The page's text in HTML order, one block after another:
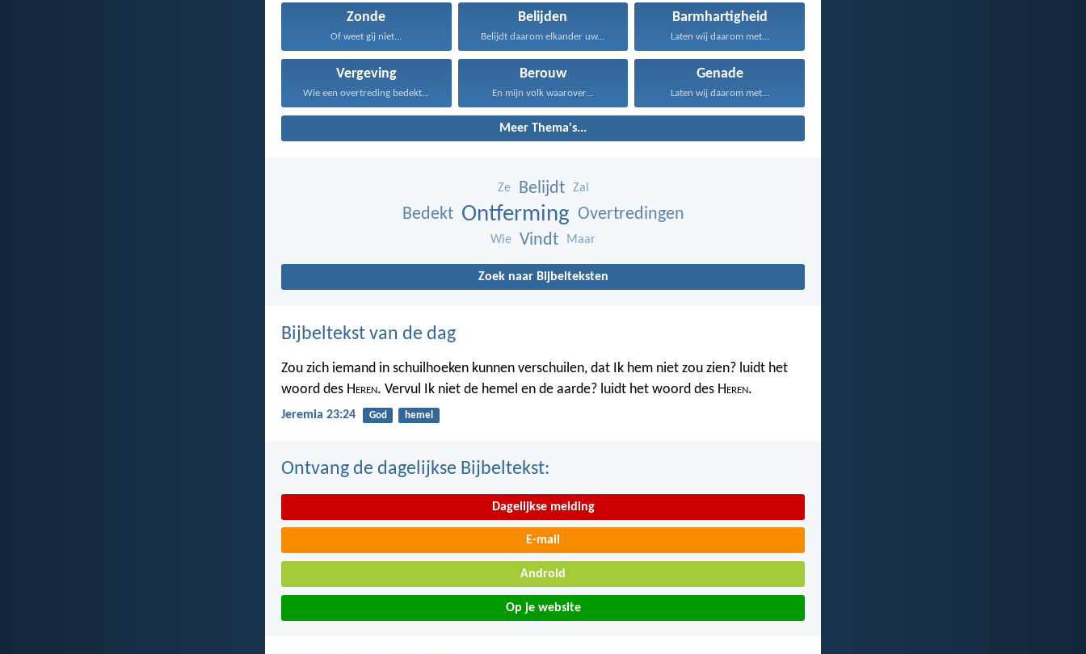
Zonde
Of weet gij niet...
Belijden
Belijdt daarom elkander uw...
Barmhartigheid
Laten wij daarom met...
Vergeving
Wie een overtreding bedekt...
Berouw
En mijn volk waarover...
Genade
Laten wij daarom met...
Meer Thema's...
Ze Belijdt Zal
Bedekt Ontferming Overtredingen
Wie Vindt Maar
Zoek naar Bijbelteksten
Bijbeltekst van de dag
Zou zich iemand in schuilhoeken kunnen verschuilen, dat Ik hem niet zou zien? luidt het
woord des Heren. Vervul Ik niet de hemel en de aarde? luidt het woord des Heren.
Jeremia 23:24 God hemel
Ontvang de dagelijkse Bijbeltekst:
Dagelijkse melding
E-mail
Android
Op je website